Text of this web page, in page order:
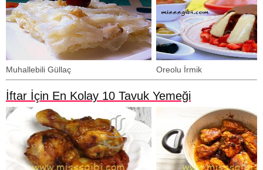
Muhallebili Güllaç Oreolu İrmik
İftar İçin En Kolay 10 Tavuk Yemeği